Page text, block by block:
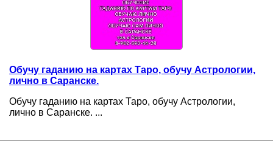
Обучу гаданию на картах Таро, обучу Астрологии,
лично в Саранске.
Обучу гаданию на картах Таро, обучу Астрологии,
лично в Саранске. ...